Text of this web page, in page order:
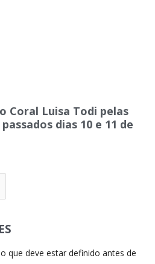
Coral Luisa Todi pelas
dias 10 e 11 de
que deve estar definido antes de